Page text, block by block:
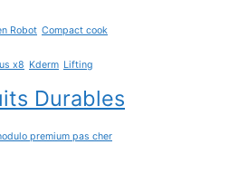
Robot Compact cook
x8 Kderm Lifting
Durables
premium pas cher